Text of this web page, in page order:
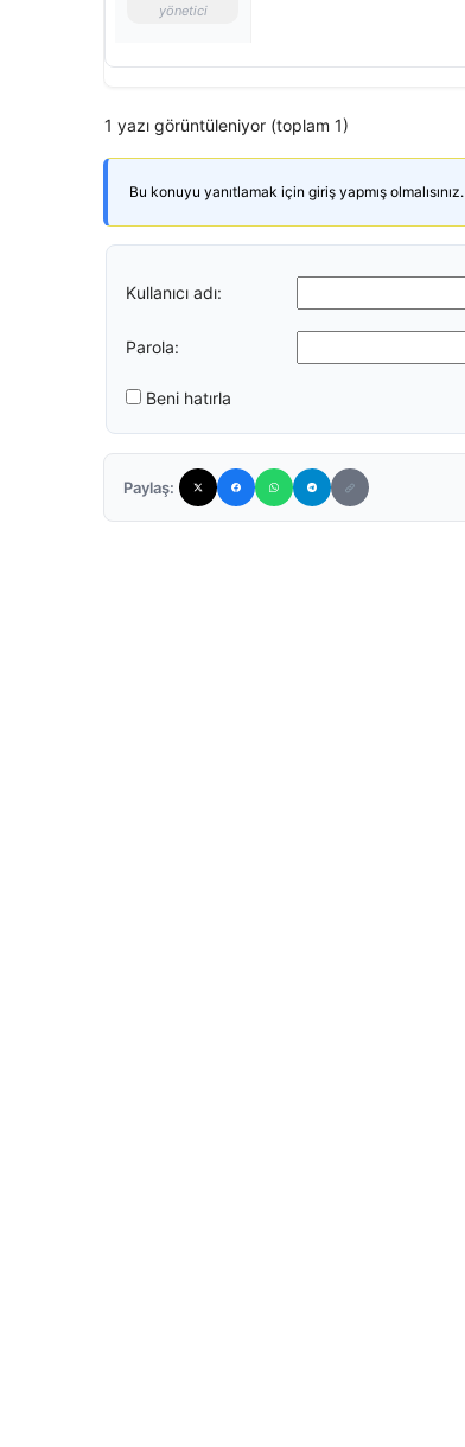
yönetici
1 yazı görüntüleniyor (toplam 1)
Bu konuyu yanıtlamak için giriş yapmış olmalısınız.
Kullanıcı adı:
Parola:
Beni hatırla
Paylaş: